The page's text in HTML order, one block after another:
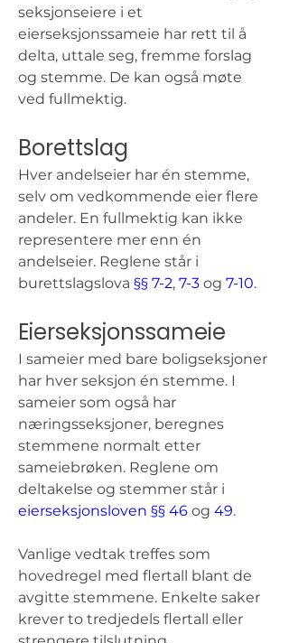
seksjonseiere i et
eierseksjonssameie har rett til å
delta, uttale seg, fremme forslag
og stemme. De kan også møte
ved fullmektig.
Borettslag
Hver andelseier har én stemme,
selv om vedkommende eier flere
andeler. En fullmektig kan ikke
representere mer enn én
andelseier. Reglene står i
burettslagslova §§ 7-2, 7-3 og 7-10.
Eierseksjonssameie
I sameier med bare boligseksjoner
har hver seksjon én stemme. I
sameier som også har
næringsseksjoner, beregnes
stemmene normalt etter
sameiebrøken. Reglene om
deltakelse og stemmer står i
eierseksjonsloven §§ 46 og 49.
Vanlige vedtak treffes som
hovedregel med flertall blant de
avgitte stemmene. Enkelte saker
krever to tredjedels flertall eller